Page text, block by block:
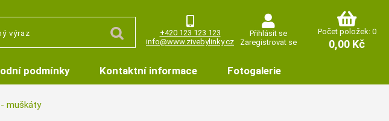
+420 123 123 123
info@www.zivebylinky.cz
Přihlásit se
Zaregistrovat se
Počet položek: 0
0,00 Kč
podmínky Kontaktní informace Fotogalerie
muškáty